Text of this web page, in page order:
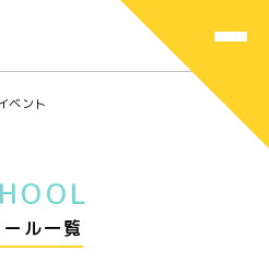
ベント
ール一覧